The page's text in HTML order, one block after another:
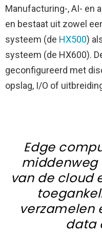
Manufacturing-, AI- en
en bestaat uit zowel
systeem (de HX500)
systeem (de HX600).
geconfigureerd met
opslag, I/O of
Edge
middenweg
van de cloud
verzamelen
data